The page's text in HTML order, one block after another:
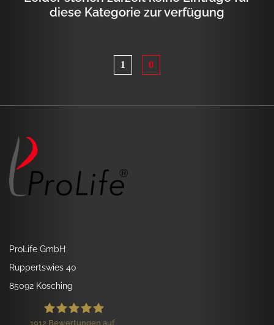
diese Kategorie zur verfügung
1 0
ProLife GmbH
Ruppertswies 40
85092 Kösching
1912 Bewertungen auf